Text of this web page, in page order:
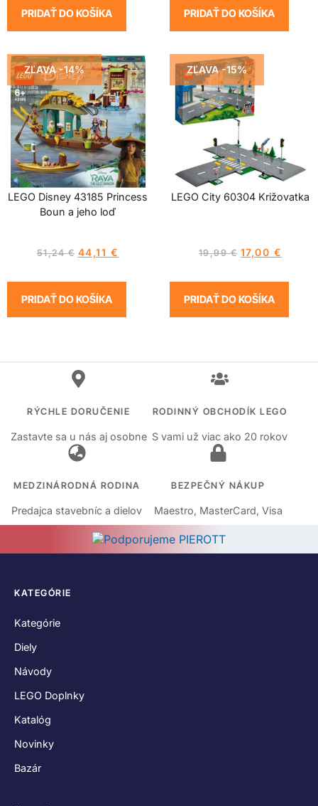
PRIDAŤ DO KOŠÍKA PRIDAŤ DO KOŠÍKA
ZĽAVA -14%
LEGO Disney 43185 Princess
Boun a jeho loď
51,24€ 44,11 €
PRIDAŤ DO KOŠÍKA
ZĽAVA -15%
LEGO City 60304 Križovatka
19,99€ 17,00 €
PRIDAŤ DO KOŠÍKA
RÝCHLE DORUČENIE
Zastavte sa u nás aj osobne
RODINNÝ OBCHODÍK LEGO
S vami už viac ako 20 rokov
MEDZINÁRODNÁ RODINA
Predajca stavebníc a dielov
BEZPEČNÝ NÁKUP
Maestro, MasterCard, Visa
KATEGÓRIE
Kategórie
Diely
Návody
LEGO Doplnky
Katalóg
Novinky
Bazár